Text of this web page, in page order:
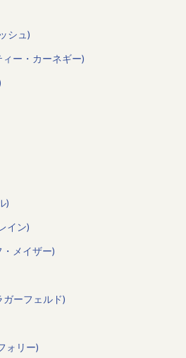
シュ)
ー・カーネギー)
)
イン)
・メイザー)
ガーフェルド)
ォリー)